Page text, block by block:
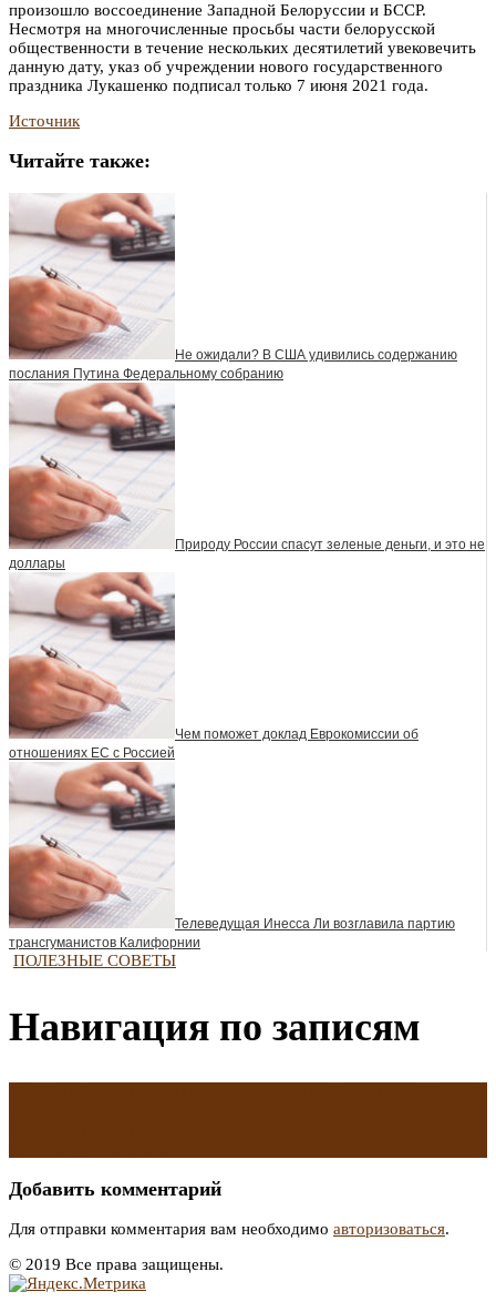
произошло воссоединение Западной Белоруссии и БССР.
Несмотря на многочисленные просьбы части белорусской
общественности в течение нескольких десятилетий увековечить
данную дату, указ об учреждении нового государственного
праздника Лукашенко подписал только 7 июня 2021 года.
Источник
Читайте также:
Не ожидали? В США удивились содержанию
послания Путина Федеральному собранию
Природу России спасут зеленые деньги, и это не
доллары
Чем поможет доклад Еврокомиссии об
отношениях ЕС с Россией
Телеведущая Инесса Ли возглавила партию
трансгуманистов Калифорнии
ПОЛЕЗНЫЕ СОВЕТЫ
Навигация по записям
Добавить комментарий
Для отправки комментария вам необходимо авторизоваться.
© 2019 Все права защищены.